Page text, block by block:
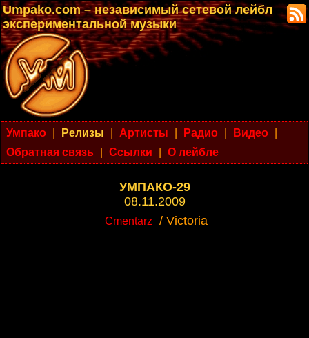
Umpako.com – независимый сетевой лейбл
экспериментальной музыки
Умпако Релизы Артисты Радио Видео
Обратная связь
Ссылки О лейбле
УМПАКО-29
08.11.2009
Cmentarz / Victoria